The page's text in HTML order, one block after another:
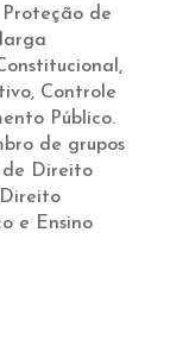
de
Controle
Público.
de grupos
de Direito
e Ensino